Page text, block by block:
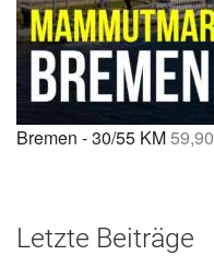
Bremen - 30/55 KM59,90
Letzte Beiträge